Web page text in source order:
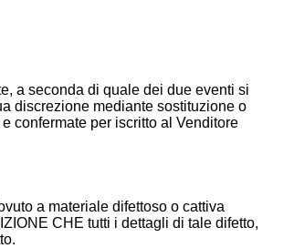
a seconda di quale dei due eventi si
discrezione mediante sostituzione o
confermate per iscritto al Venditore
a materiale difettoso o cattiva
CHE tutti i dettagli di tale difetto,